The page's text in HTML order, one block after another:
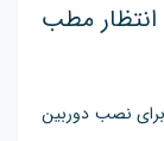
مطب
نصب دوربین